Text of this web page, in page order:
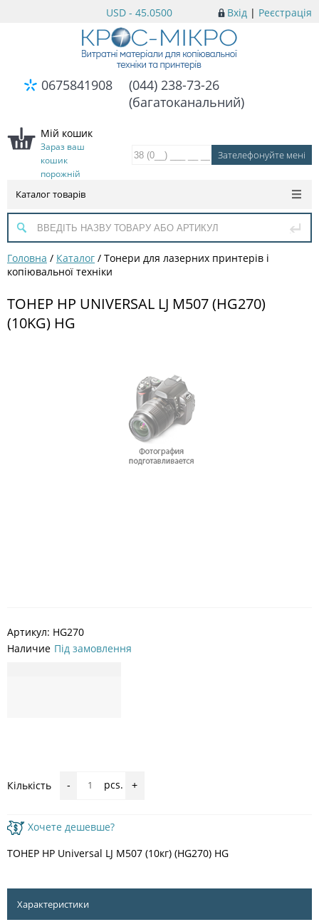
Вхід | Реєстрація
USD - 45.0500
0675841908
(044) 238-73-26
(багатоканальний)
Мій кошик
Зараз ваш
кошик
порожній
Каталог товарів
Головна / Каталог / Тонери для лазерних принтерів і
копіювальної техніки
ТОНЕР HP UNIVERSAL LJ M507 (HG270)
(10KG) HG
Артикул: HG270
Наличие Під замовлення
Кількість - pcs. +
Хочете дешевше?
ТОНЕР HP Universal LJ M507 (10кг) (HG270) HG
Характеристики